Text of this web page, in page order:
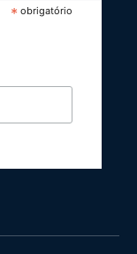
* obrigatório